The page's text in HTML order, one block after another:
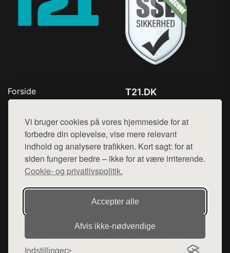
Vi bruger cookies på vores hjemmeside for at
forbedre din oplevelse, vise mere relevant
indhold og analysere trafikken. Kort sagt: for at
siden fungerer bedre – ikke for at være irriterende.
Cookie- og privatlivspolitik.
Accepter alle
Afvis ikke‑nødvendige
Indstillinger
Forside
Produkter
Top Rabatter
Jotun maling
Kontakt
T21.DK
Mail:hej@want.dk
Cookie- og privatlivspolitik
Denne side er en del af want.dk, der udgiver en række
hjemmesider med præsentation af forskellige produkter fra
diverse webshops. Der sælges ikke varer fra denne side - vi
varerne på lager.